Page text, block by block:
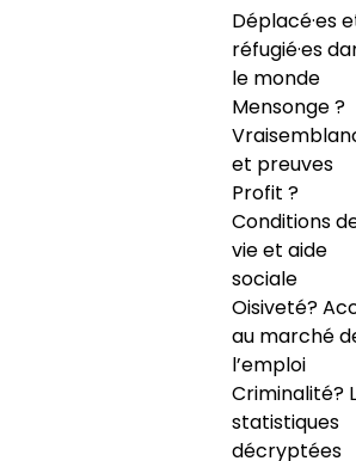
Déplacé·es
réfugié·es
le monde
Mensonge ?
et preuves
Profit ?
Conditions
vie et aide
sociale
Oisiveté?
au marché
l’emploi
Criminalité?
statistiques
décryptées